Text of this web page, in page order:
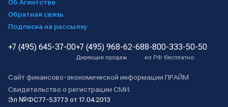
Об Агентстве
Обратная связь
Подписка на рассылку
+7 (495) 645-37-00+7 (495) 968-62-68
Дирекция продаж
8-800-333-50-50
из РФ бесплатно
Сайт финансово-экономической информации ПРАЙМ
Свидетельство о регистрации СМИ:
Эл №ФС77-53773 от 17.04.2013